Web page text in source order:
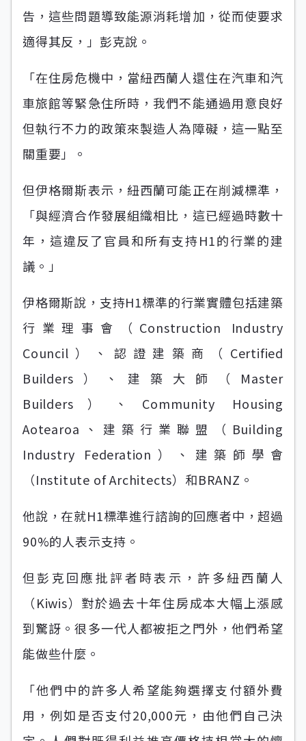
告，這些問題導致能源消耗增加，從而使要求
適得其反，」彭克說。
「在住房危機中，當紐西蘭人還住在汽車和汽
車旅館等緊急住所時，我們不能通過用意良好
但執行不力的政策來製造人為障礙，這一點至
關重要」。
但伊格爾斯表示，紐西蘭可能正在削減標準，
「與經濟合作發展組織相比，這已經過時數十
年，這違反了官員和所有支持H1的行業的建
議。」
伊格爾斯說，支持H1標準的行業實體包括建築
行業理事會（Construction Industry
Council）、認證建築商（Certified
Builders）、建築大師（Master
Builders）、Community Housing
Aotearoa、建築行業聯盟（Building
Industry Federation）、建築師學會
（Institute of Architects）和BRANZ。
他說，在就H1標準進行諮詢的回應者中，超過
90%的人表示支持。
但彭克回應批評者時表示，許多紐西蘭人
（Kiwis）對於過去十年住房成本大幅上漲感
到驚訝。很多一代人都被拒之門外，他們希望
能做些什麼。
「他們中的許多人希望能夠選擇支付額外費
用，例如是否支付20,000元，由他們自己決